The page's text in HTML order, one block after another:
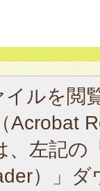
イルを閲
Acrobat
、左記の
）」